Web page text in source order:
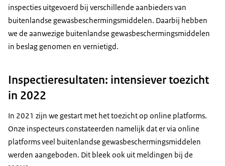
inspecties uitgevoerd bij verschillende aanbieders van
buitenlandse gewasbeschermingsmiddelen. Daarbij hebben
we de aanwezige buitenlandse gewasbeschermingsmiddelen
in beslag genomen en vernietigd.
Inspectieresultaten: intensiever toezicht
in 2022
In 2021 zijn we gestart met het toezicht op online platforms.
Onze inspecteurs constateerden namelijk dat er via online
platforms veel buitenlandse gewasbeschermingsmiddelen
werden aangeboden. Dit bleek ook uit meldingen bij de